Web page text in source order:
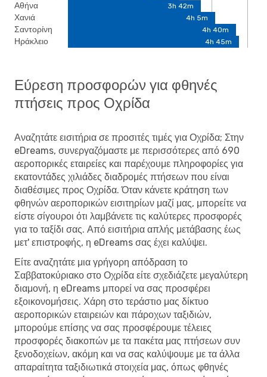
Αθήνα
Χανιά
Σαντορίνη
Ηράκλειο
3h 42m
4h 5m
4h 40m
4h 45m
Εύρεση προσφορών για φθηνές
πτήσεις προς Οχρίδα
Αναζητάτε εισιτήρια σε προσιτές τιμές για Οχρίδα; Στην
eDreams, συνεργαζόμαστε με περισσότερες από 690
αεροπορικές εταιρείες και παρέχουμε πληροφορίες για
εκατοντάδες χιλιάδες διαδρομές πτήσεων που είναι
διαθέσιμες προς Οχρίδα. Όταν κάνετε κράτηση των
φθηνών αεροπορικών εισιτηρίων μαζί μας, μπορείτε να
είστε σίγουροι ότι λαμβάνετε τις καλύτερες προσφορές
για το ταξίδι σας. Από εισιτήρια απλής μετάβασης έως
μετ' επιστροφής, η eDreams σας έχει καλύψει.
Είτε αναζητάτε μια γρήγορη απόδραση το
Σαββατοκύριακο στο Οχρίδα είτε σχεδιάζετε μεγαλύτερη
διαμονή, η eDreams μπορεί να σας προσφέρει
εξοικονομήσεις. Χάρη στο τεράστιο μας δίκτυο
αεροπορικών εταιρειών και πάροχων ταξιδιών,
μπορούμε επίσης να σας προσφέρουμε τέλειες
προσφορές διακοπών με τα πακέτα μας πτήσεων συν
ξενοδοχείων, ακόμη και να σας καλύψουμε με τα άλλα
απαραίτητα ταξιδιωτικά στοιχεία μας, όπως φθηνές